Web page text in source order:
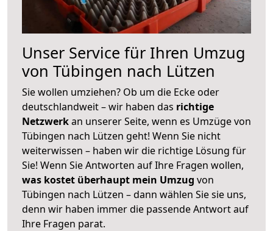
Unser Service für Ihren Umzug
von Tübingen nach Lützen
Sie wollen umziehen? Ob um die Ecke oder
deutschlandweit – wir haben das richtige
Netzwerkan unserer Seite, wenn es Umzüge von
Tübingen nach Lützen geht! Wenn Sie nicht
weiterwissen – haben wir die richtige Lösung für
Sie! Wenn Sie Antworten auf Ihre Fragen wollen,
was kostet überhaupt mein Umzug von
Tübingen nach Lützen – dann wählen Sie sie uns,
denn wir haben immer die passende Antwort auf
Ihre Fragen parat.